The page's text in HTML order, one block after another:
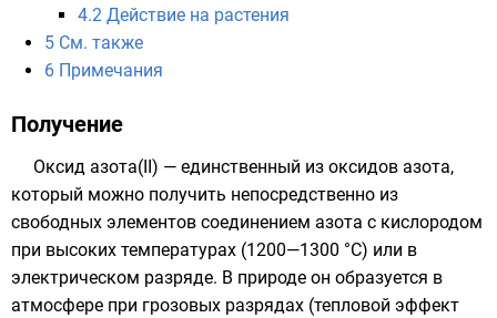
4.2 Действие на растения
5 См. также
6 Примечания
Получение
Оксид азота(II) — единственный из оксидов азота,
который можно получить непосредственно из
свободных элементов соединением азота с кислородом
при высоких температурах (1200—1300 °C) или в
электрическом разряде. В природе он образуется в
атмосфере при грозовых разрядах (тепловой эффект